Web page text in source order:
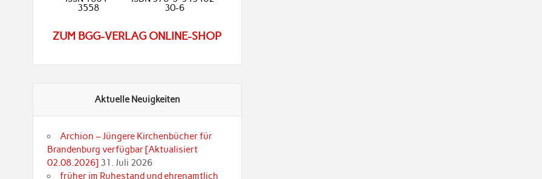
3558
30-6
ZUM BGG-VERLAG ONLINE-SHOP
Aktuelle Neuigkeiten
Archion – Jüngere Kirchenbücher für
Brandenburg verfügbar [Aktualisiert
02.08.2026] 31. Juli 2026
früher im Ruhestand und ehrenamtlich